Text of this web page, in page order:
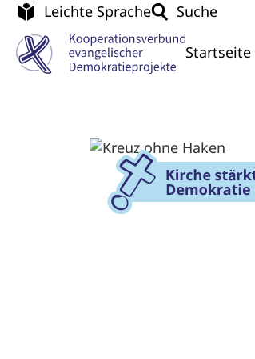
Leichte Sprache Suche
Startseite